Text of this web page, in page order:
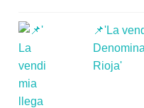
📌'La
Rioja'